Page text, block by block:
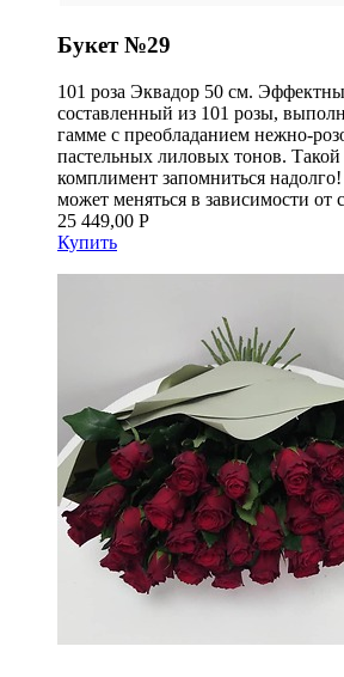
Букет №29
101 роза Эквадор 50 см.
составленный из 101 розы,
гамме с преобладанием нежно-
пастельных лиловых тонов.
комплимент запомниться
может меняться в зависимости от
25 449,00 Р
Купить